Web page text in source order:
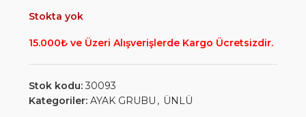
Stokta yok
15.000₺ ve Üzeri Alışverişlerde Kargo Ücretsizdir.
Stok kodu:30093
Kategoriler: AYAK GRUBU , ÜNLÜ